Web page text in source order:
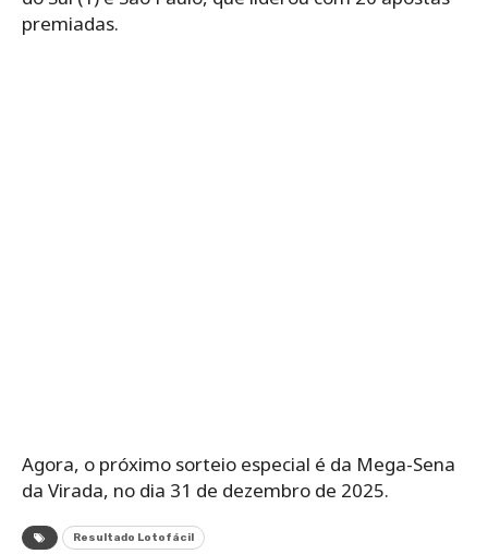
premiadas.
Agora, o próximo sorteio especial é da Mega-Sena
da Virada, no dia 31 de dezembro de 2025.
Resultado Lotofácil